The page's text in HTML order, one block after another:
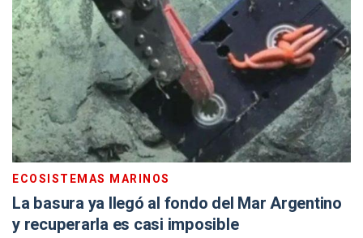
ECOSISTEMAS MARINOS
La basura ya llegó al fondo del Mar Argentino
y recuperarla es casi imposible